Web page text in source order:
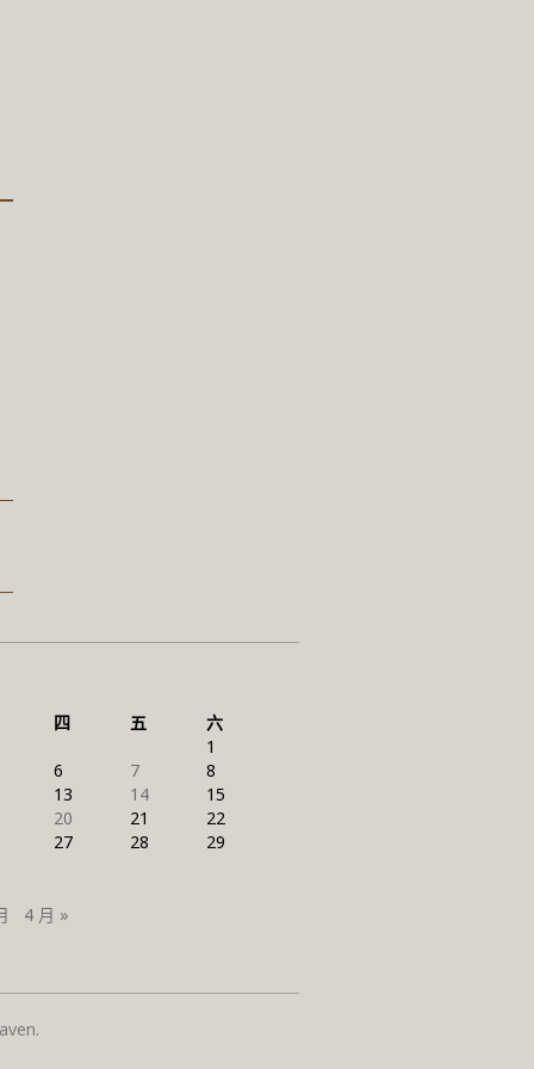
四 五
六
1
6
7
8
13
14
15
20
21
22
27
28 29
4 月 »